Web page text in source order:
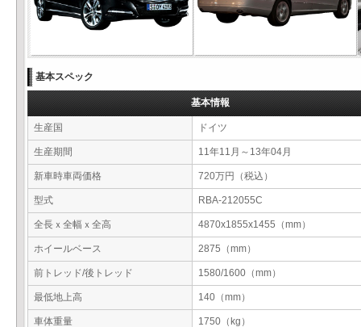
基本スペック
基本情報
生産国 ドイツ
生産期間 11年11月～13年04月
新車時車両価格 720万円（税込）
型式 RBA-212055C
全長ｘ全幅ｘ全高 4870x1855x1455（mm）
ホイールベース 2875（mm）
前トレッド/後トレッド 1580/1600（mm）
最低地上高 140（mm）
車体重量 1750（kg）